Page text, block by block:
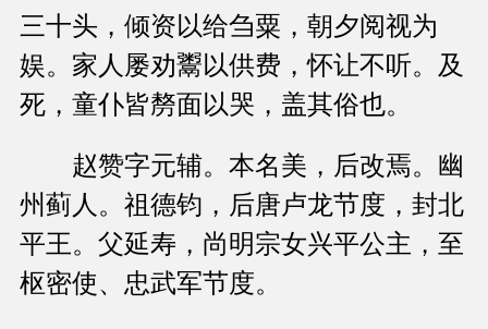
三十头，倾资以给刍粟，朝夕阅视为
娱。家人屡劝鬻以供费，怀让不听。及
死，童仆皆剺面以哭，盖其俗也。
赵赞字元辅。本名美，后改焉。幽
州蓟人。祖德钧，后唐卢龙节度，封北
平王。父延寿，尚明宗女兴平公主，至
枢密使、忠武军节度。